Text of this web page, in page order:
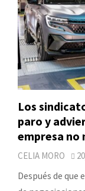
Los
paro y
empresa no
CELIA MORO
Después de que